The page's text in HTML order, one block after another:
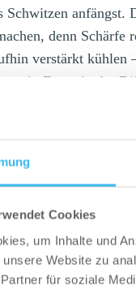
Cookies
um Inhalte und
unsere Website zu
für soziale
Schwitzen anfängst.
denn Schärfe
verstärkt kühlen
sein Essen in der
zu schneiden und mit